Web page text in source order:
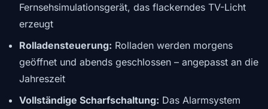
Fernsehsimulationsgerät, das flackerndes TV-Licht
erzeugt
Rolladensteuerung: Rolladen werden morgens
geöffnet und abends geschlossen – angepasst an die
Jahreszeit
Vollständige Scharfschaltung: Das Alarmsystem